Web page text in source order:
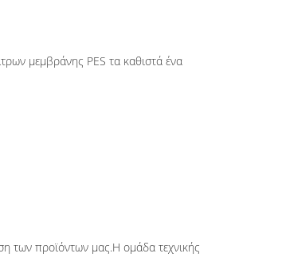
μεμβράνης PES τα καθιστά ένα
των προϊόντων μας.Η ομάδα τεχνικής